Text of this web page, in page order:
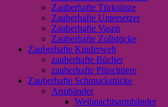
Zauberhafte Türkränze
Zauberhafte Untersetzer
Zauberhafte Vasen
Zauberhafte Zollstöcke
Zauberhafte Kinderwelt
zauberhafte Bücher
zauberhafte Plüschtiere
Zauberhafte Schmuckstücke
Armbänder
Weihnachtsarmbänder